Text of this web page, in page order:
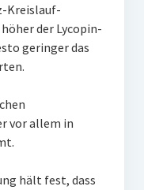
Kreislauf-
der Lycopin-
geringer das
vor allem in
hält fest, dass